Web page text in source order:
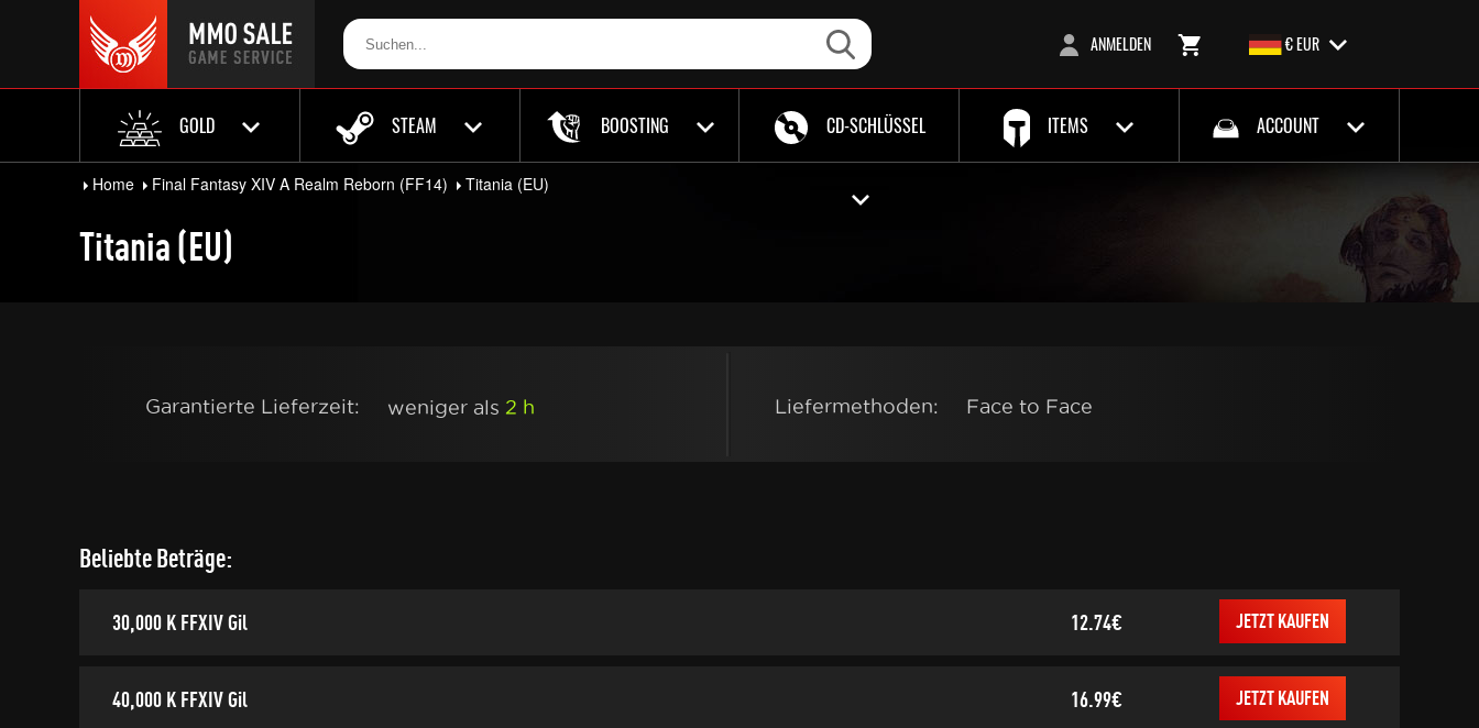
ANMELDEN € EUR
GOLD STEAM BOOSTING CD-SCHLÜSSEL ITEMS ACCOUNT
Home Final Fantasy XIV A Realm Reborn (FF14) Titania (EU)
Titania (EU)
Garantierte Lieferzeit: weniger als 2 h Liefermethoden: Face to Face
Beliebte Beträge:
30,000 K FFXIV Gil 12.74€ JETZT KAUFEN
40,000 K FFXIV Gil 16.99€ JETZT KAUFEN